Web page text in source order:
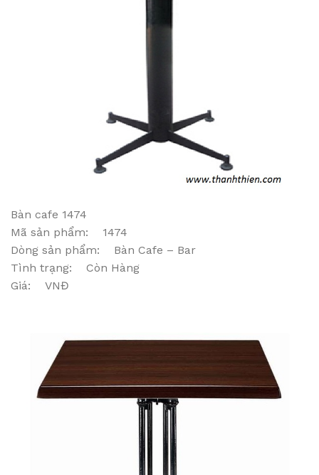
Bàn cafe 1474
Mã sản phẩm: 1474
Dòng sản phẩm: Bàn Cafe – Bar
Tình trạng: Còn Hàng
Giá: VNĐ